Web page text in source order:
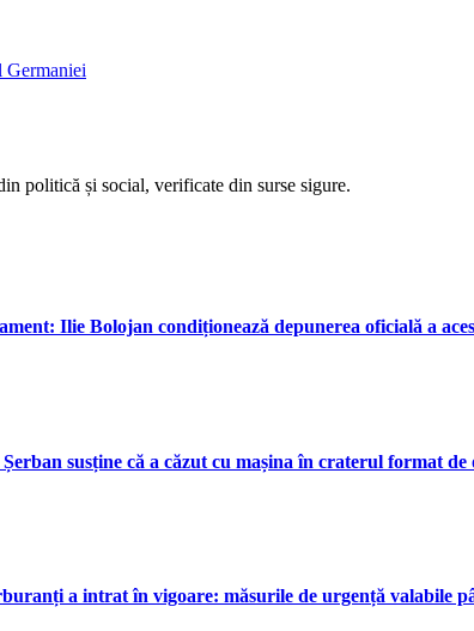
Germaniei
politică și social, verificate din surse sigure.
Ilie Bolojan condiționează depunerea oficială a
susține că a căzut cu mașina în craterul format de
a intrat în vigoare: măsurile de urgență valabile